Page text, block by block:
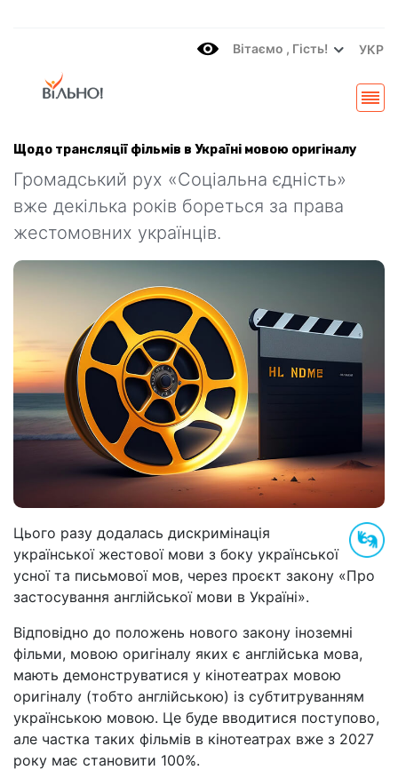
Вітаємo , Гість! УКР
Щодо трансляції фільмів в Україні мовою оригіналу
Громадський рух «Соціальна єдність»
вже декілька років бореться за права
жестомовних українців.
Цього разу додалась дискримінація
української жестової мови з боку української
усної та письмової мов, через проєкт закону «Про
застосування англійської мови в Україні».
Відповідно до положень нового закону іноземні
фільми, мовою оригіналу яких є англійська мова,
мають демонструватися у кінотеатрах мовою
оригіналу (тобто англійською) із субтитруванням
українською мовою. Це буде вводитися поступово,
але частка таких фільмів в кінотеатрах вже з 2027
року має становити 100%.